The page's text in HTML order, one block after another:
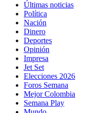
Últimas noticias
Política
Nación
Dinero
Deportes
Opinión
Impresa
Jet Set
Elecciones 2026
Foros Semana
Mejor Colombia
Semana Play